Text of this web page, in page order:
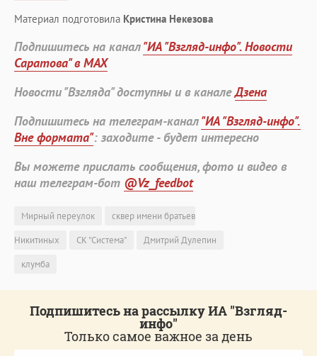
Материал подготовила Кристина Некезова
Подпишитесь на канал"ИА "Взгляд-инфо". Новости
Саратова" в MAX
Новости "Взгляда" доступны и в каналеДзена
Подпишитесь на телеграм-канал"ИА "Взгляд-инфо".
Вне формата": заходите - будет интересно
Вы можете прислать сообщения, фото и видео в
наш телеграм-бот @Vz_feedbot
Мирный переулок
сквер имени братьев
Никитиных
СК "Система"
Дмитрий Дулепин
клумба
Подпишитесь на рассылку ИА "Взгляд-
инфо"
Только самое важное за день